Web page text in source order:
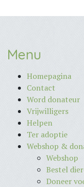
Menu
Homepagina
Contact
Word donateur
Vrijwilligers
Helpen
Ter adoptie
Webshop &
Webshop
Bestel
Doneer